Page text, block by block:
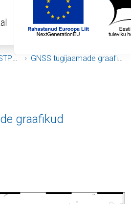
GNSS tugijaamade graafikud
graafikud